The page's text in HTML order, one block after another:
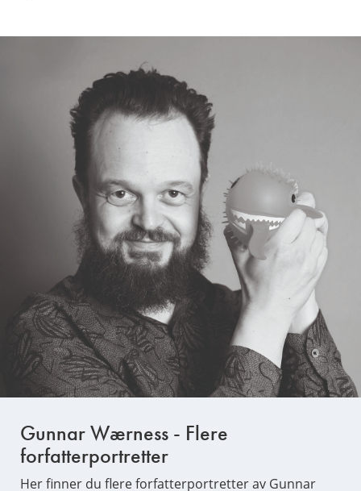
Gunnar Wærness - Flere
forfatterportretter
Her finner du flere forfatterportretter av Gunnar